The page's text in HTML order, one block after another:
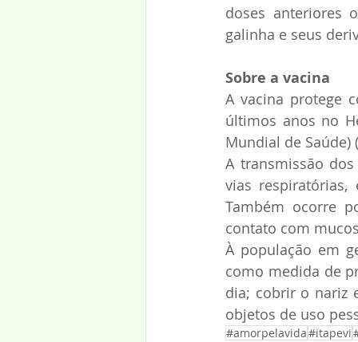
doses anteriores
galinha e seus
Sobre a vacina
A vacina protege
últimos anos no
Mundial de Saúde)
A transmissão
vias
Também ocorre
contato com
À população em
como medida de
dia; cobrir o nariz
objetos de uso
#amorpelavida#itapevi